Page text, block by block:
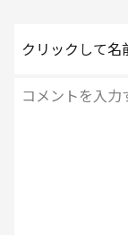
クリックして名